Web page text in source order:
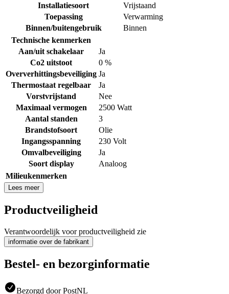
Installatiesoort
Vrijstaand
Toepassing
Verwarming
Binnen/buitengebruik
Binnen
Technische kenmerken
Aan/uit schakelaar
Ja
Co2 uitstoot
0 %
Oververhittingsbeveiliging Ja
Thermostaat regelbaar
Ja
Vorstvrijstand
Nee
Maximaal vermogen
2500 Watt
Aantal standen
3
Brandstofsoort
Olie
Ingangsspanning
230 Volt
Omvalbeveiliging
Ja
Soort display
Analoog
Milieukenmerken
Lees meer
Productveiligheid
Verantwoordelijk voor productveiligheid zie
informatie over de fabrikant
Bestel- en bezorginformatie
Bezorgd door PostNL